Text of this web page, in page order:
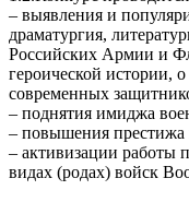
– выявления и
драматургия,
Российских Армии и
героической истории,
современных
– поднятия имиджа
– повышения
– активизации работы
видах (родах) войск